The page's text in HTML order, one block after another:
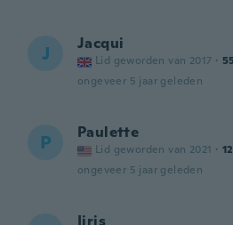
J Jacqui
Lid geworden van 2017 · 55
ongeveer 5 jaar geleden
P Paulette
Lid geworden van 2021 · 12
ongeveer 5 jaar geleden
Iiris